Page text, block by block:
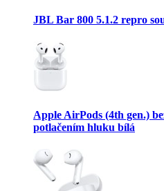
JBL Bar 800 5.1.2 repro
Apple AirPods (4th gen.)
potlačením hluku bílá